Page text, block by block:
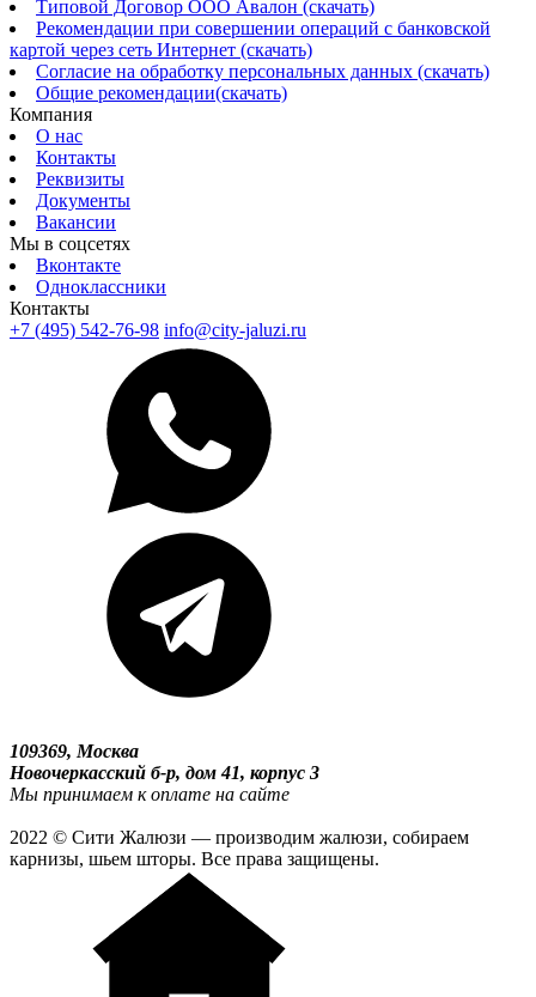
Типовой Договор ООО Авалон (скачать)
Рекомендации при совершении операций с банковской
картой через сеть Интернет (скачать)
Согласие на обработку персональных данных (скачать)
Общие рекомендации(скачать)
Компания
О нас
Контакты
Реквизиты
Документы
Вакансии
Мы в соцсетях
Вконтакте
Одноклассники
Контакты
+7 (495) 542-76-98 info@city-jaluzi.ru
109369, Москва
Новочеркасский б-р, дом 41, корпус 3
Мы принимаем к оплате на сайте
2022 © Сити Жалюзи — производим жалюзи, собираем
карнизы, шьем шторы. Все права защищены.